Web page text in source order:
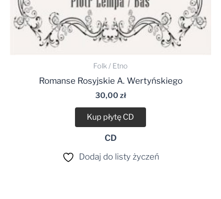
Folk / Etno
Romanse Rosyjskie A. Wertyńskiego
30,00 zł
Kup płytę CD
CD
Dodaj do listy życzeń